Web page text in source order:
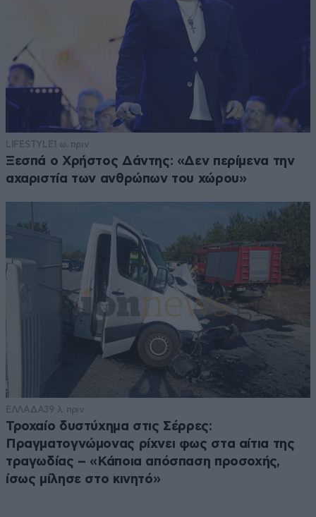
LIFESTYLE1 ω. πριν
Ξεσπά ο Χρήστος Δάντης: «Δεν περίμενα την
αχαριστία των ανθρώπων του χώρου»
ΕΛΛΑΔΑ39 λ. πριν
Τροχαίο δυστύχημα στις Σέρρες:
Πραγματογνώμονας ρίχνει φως στα αίτια της
τραγωδίας – «Κάποια απόσπαση προσοχής,
ίσως μίλησε στο κινητό»